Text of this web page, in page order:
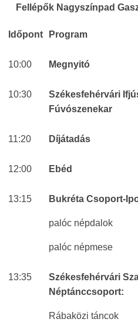
Fellépők Nagyszínpad
Időpont Program
10:00 Megnyitó
10:30
Székesfehérvári
Fúvószenekar
11:20 Díjátadás
12:00 Ebéd
13:15 Bukréta Csoport-
palóc népdalok
palóc népmese
13:35
Székesfehérvári
Néptánccsoport:
Rábaközi táncok